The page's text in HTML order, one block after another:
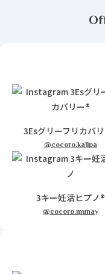
3Esグリーフリカバ
@cocoro.kallpa
3キー妊活ヒプノ®
@cocoro.munay